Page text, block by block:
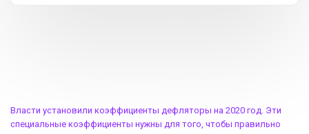
Власти установили коэффициенты дефляторы на 2020 год. Эти
специальные коэффициенты нужны для того, чтобы правильно